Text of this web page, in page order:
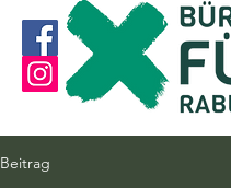
Beitrag